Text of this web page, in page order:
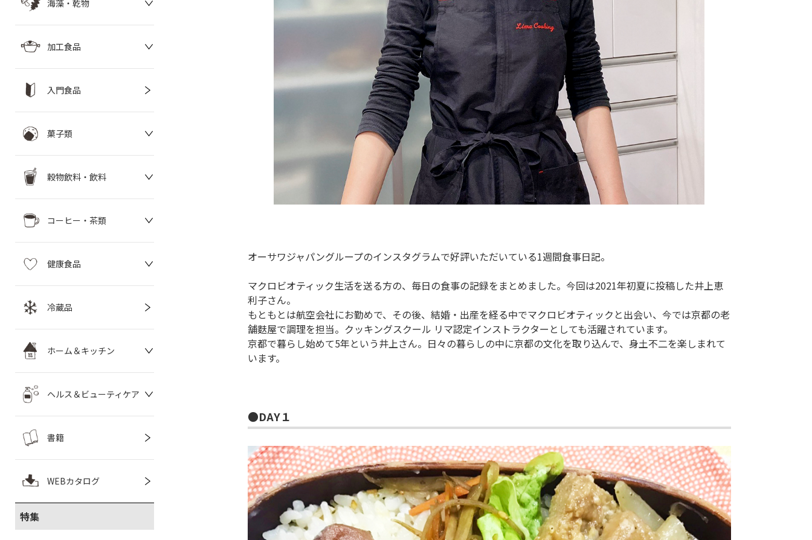
海藻・乾物
加工食品
入門食品
菓子類
穀物飲料・飲料
コーヒー・茶類
健康食品
冷蔵品
ホーム＆キッチン
ヘルス＆ビューティケア
書籍
WEBカタログ
特集
オーサワジャパングループのインスタグラムで好評いただいている1週間食事日記。
マクロビオティック生活を送る方の、毎日の食事の記録をまとめました。今回は2021年初夏に投稿した井上恵
利子さん。
もともとは航空会社にお勤めで、その後、結婚・出産を経る中でマクロビオティックと出会い、今では京都の老
舗麩屋で調理を担当。クッキングスクール リマ認定インストラクターとしても活躍されています。
京都で暮らし始めて5年という井上さん。日々の暮らしの中に京都の文化を取り込んで、身土不二を楽しまれて
います。
●DAY１